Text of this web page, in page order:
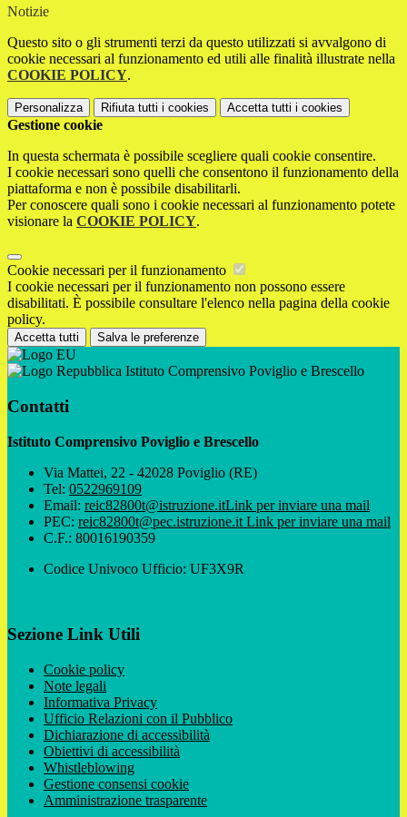
Notizie
Questo sito o gli strumenti terzi da questo utilizzati si avvalgono di
cookie necessari al funzionamento ed utili alle finalità illustrate nella
COOKIE POLICY.
Personalizza Rifiuta tutti i cookies Accetta tutti i cookies
Gestione cookie
In questa schermata è possibile scegliere quali cookie consentire.
I cookie necessari sono quelli che consentono il funzionamento della
piattaforma e non è possibile disabilitarli.
Per conoscere quali sono i cookie necessari al funzionamento potete
visionare la COOKIE POLICY.
Cookie necessari per il funzionamento
I cookie necessari per il funzionamento non possono essere
disabilitati. È possibile consultare l'elenco nella pagina della cookie
policy.
Accetta tutti Salva le preferenze
Istituto Comprensivo Poviglio e Brescello
Contatti
Istituto Comprensivo Poviglio e Brescello
Via Mattei, 22 - 42028 Poviglio (RE)
Tel: 0522969109
Email: reic82800t@istruzione.itLink per inviare una mail
PEC: reic82800t@pec.istruzione.it Link per inviare una mail
C.F.: 80016190359
Codice Univoco Ufficio: UF3X9R
Sezione Link Utili
Cookie policy
Note legali
Informativa Privacy
Ufficio Relazioni con il Pubblico
Dichiarazione di accessibilità
Obiettivi di accessibilità
Whistleblowing
Gestione consensi cookie
Amministrazione trasparente